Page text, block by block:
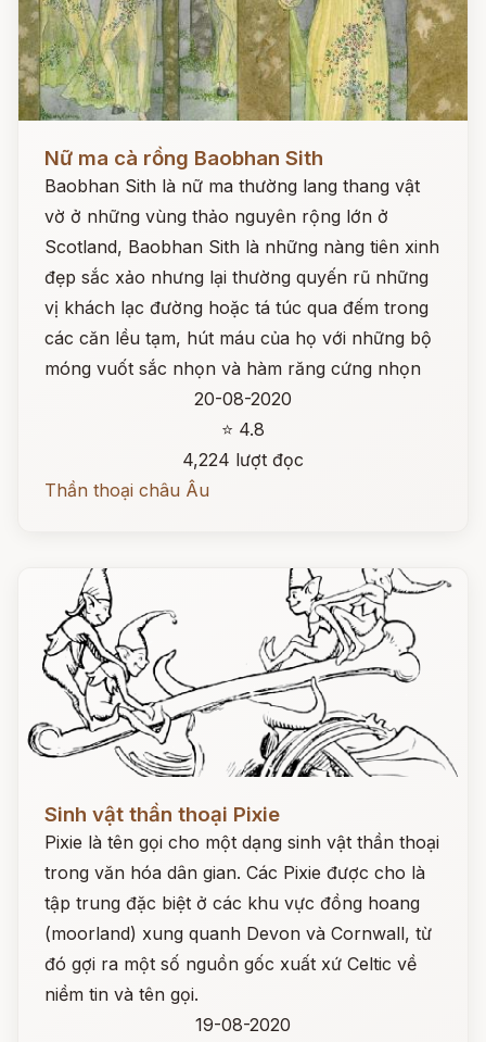
Nữ ma cà rồng Baobhan Sith
Baobhan Sith là nữ ma thường lang thang vật
vờ ở những vùng thảo nguyên rộng lớn ở
Scotland, Baobhan Sith là những nàng tiên xinh
đẹp sắc xảo nhưng lại thường quyến rũ những
vị khách lạc đường hoặc tá túc qua đếm trong
các căn lều tạm, hút máu của họ với những bộ
móng vuốt sắc nhọn và hàm răng cứng nhọn
20-08-2020
⭐ 4.8
4,224 lượt đọc
Thần thoại châu Âu
Sinh vật thần thoại Pixie
Pixie là tên gọi cho một dạng sinh vật thần thoại
trong văn hóa dân gian. Các Pixie được cho là
tập trung đặc biệt ở các khu vực đồng hoang
(moorland) xung quanh Devon và Cornwall, từ
đó gợi ra một số nguồn gốc xuất xứ Celtic về
niềm tin và tên gọi.
19-08-2020